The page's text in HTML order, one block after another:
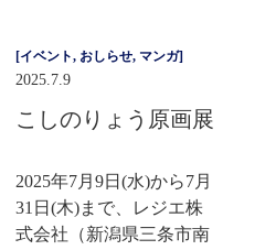
[イベント, おしらせ, マンガ]
2025.7.9
こしのりょう原画展
2025年7月9日(水)から7月
31日(木)まで、レジエ株
式会社（新潟県三条市南